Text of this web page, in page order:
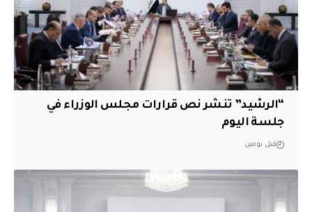
“الرشيد” تنشر نص قرارات مجلس الوزراء في
جلسة اليوم
قبل يومين